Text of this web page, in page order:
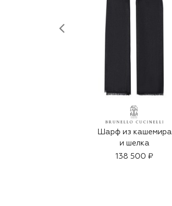
Шарф из кашемира
и шелка
138 500 ₽